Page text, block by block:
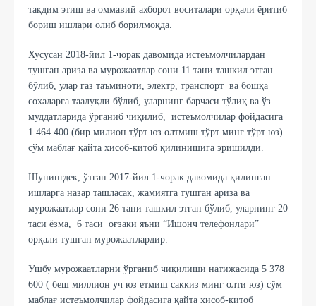
тақдим этиш ва оммавий ахборот воситалари орқали ёритиб
бориш ишлари олиб борилмоқда.
Хусусан 2018-йил 1-чорак давомида истеъмолчилардан
тушган ариза ва мурожаатлар сони 11 тани ташкил этган
бўлиб, улар газ таъминоти, электр, транспорт ва бошқа
сохаларга таалуқли бўлиб, уларнинг барчаси тўлиқ ва ўз
муддатларида ўрганиб чиқилиб, истеъмолчилар фойдасига
1 464 400 (бир милион тўрт юз олтмиш тўрт минг тўрт юз)
сўм маблағ қайта хисоб-китоб қилинишига эришилди.
Шунингдек, ўтган 2017-йил 1-чорак давомида қилинган
ишларга назар ташласак, жамиятга тушган ариза ва
мурожаатлар сони 26 тани ташкил этган бўлиб, уларнинг 20
таси ёзма, 6 таси оғзаки яъни “Ишонч телефонлари”
орқали тушган мурожаатлардир.
Ушбу мурожаатларни ўрганиб чиқилиши натижасида 5 378
600 ( беш миллион уч юз етмиш саккиз минг олти юз) сўм
маблағ истеъмолчилар фойдасига қайта хисоб-китоб